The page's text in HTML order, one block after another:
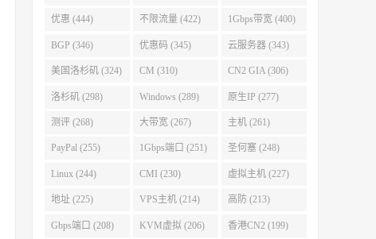
优惠 (444) 不限流量 (422) 1Gbps带宽 (400)
BGP (346) 优惠码 (345) 云服务器 (343)
美国洛杉矶 (324) CM (310) CN2 GIA (306)
洛杉矶 (298) Windows (289) 原生IP (277)
测评 (268) 大带宽 (267) 主机 (261)
PayPal (255) 1Gbps端口 (251) 圣何塞 (248)
Linux (244) CMI (230) 虚拟主机 (227)
地址 (225) VPS主机 (214) 高防 (213)
Gbps端口 (208) KVM虚拟 (206) 香港CN2 (199)